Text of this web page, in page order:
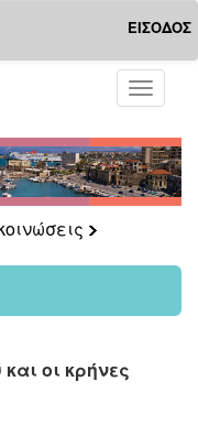
ΕΙΣΟΔΟΣ
Toggle
οι κρήνες